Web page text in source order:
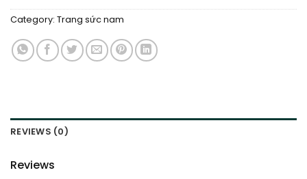
Category: Trang sức nam
REVIEWS (0)
Reviews